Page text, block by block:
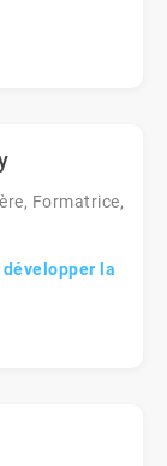
Formatrice,
la